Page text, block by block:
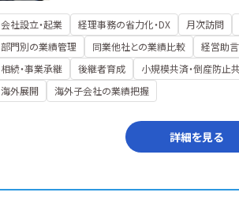
会社設立・起業 経理事務の省力化・DX 月次訪問
部門別の業績管理
同業他社との業績比較 経営助言
相続・事業承継
後継者育成 小規模共済・倒産防止
海外展開
海外子会社の業績把握
詳細を見る